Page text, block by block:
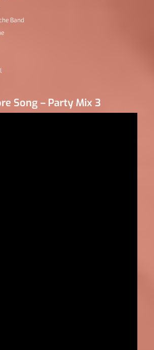
Band
Song – Party Mix 3